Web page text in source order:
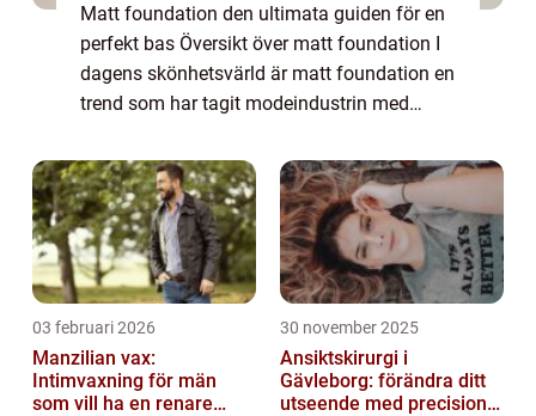
Matt foundation den ultimata guiden för en
perfekt bas Översikt över matt foundation I
dagens skönhetsvärld är matt foundation en
trend som har tagit modeindustrin med
naturlig och matt finish, vilket är perfekt ...
03 februari 2026
Manzilian vax:
Intimvaxning för män
som vill ha en renare
30 november 2025
Ansiktskirurgi i
Gävleborg: förändra ditt
utseende med precision